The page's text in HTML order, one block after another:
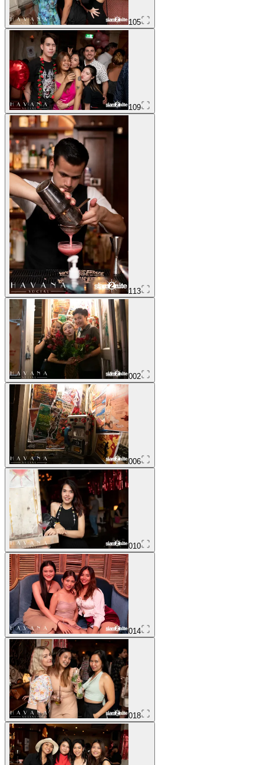
105
109
113
002
006
010
014
018